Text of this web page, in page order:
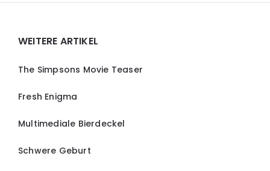
Widgets
WEITERE ARTIKEL
The Simpsons Movie Teaser
Fresh Enigma
Multimediale Bierdeckel
Schwere Geburt